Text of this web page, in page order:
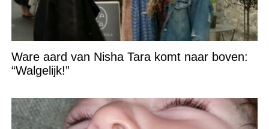
Ware aard van Nisha Tara komt naar boven:
“Walgelijk!”